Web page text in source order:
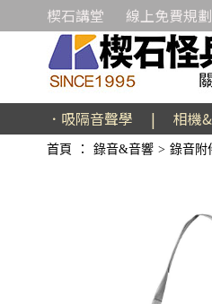
楔石講堂 線上免費規劃
．吸隔音聲學 | 相機
首頁 ： 錄音&音響 > 錄音附